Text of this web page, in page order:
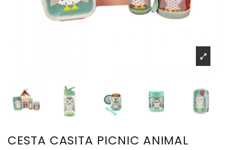
CESTA CASITA PICNIC ANIMAL